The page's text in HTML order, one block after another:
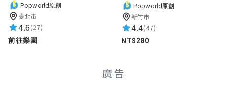
Popworld原創
臺北市
4.6(27)
前往樂園
Popworld原創
新竹市
4.4(47)
NT$280
廣告